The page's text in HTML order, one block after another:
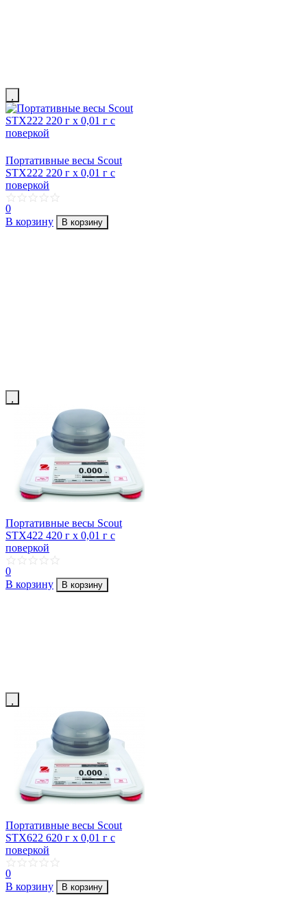
Портативные весы Scout
STX222 220 г х 0,01 г с
поверкой
0
В корзину
В корзину
Портативные весы Scout
STX422 420 г х 0,01 г с
поверкой
0
В корзину
В корзину
Портативные весы Scout
STX622 620 г х 0,01 г с
поверкой
0
В корзину
В корзину